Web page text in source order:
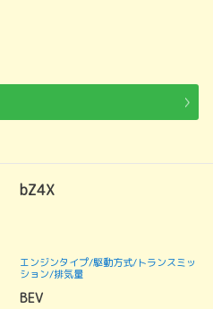
bZ4X
エンジンタイプ/駆動方式/トランスミッ
ション/排気量
BEV